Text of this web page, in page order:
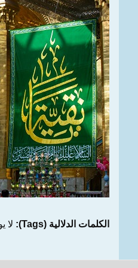
الكلمات الدلالية (Tags): لا